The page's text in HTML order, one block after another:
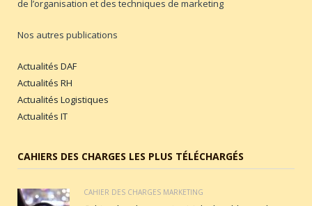
de l’organisation et des techniques de marketing
Nos autres publications
Actualités DAF
Actualités RH
Actualités Logistiques
Actualités IT
CAHIERS DES CHARGES LES PLUS TÉLÉCHARGÉS
CAHIER DES CHARGES MARKETING